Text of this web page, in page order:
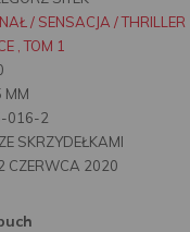
/ SENSACJA / THRILLER
, TOM 1
MM
016-2
SKRZYDEŁKAMI
CZERWCA 2020